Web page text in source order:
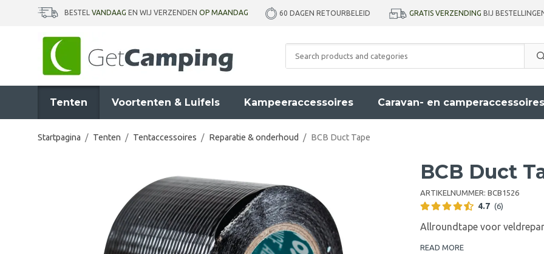
BESTEL VANDAAG EN WIJ VERZENDEN OP MAANDAG 60 DAGEN RETOURBELEID GRATIS VERZENDING BIJ
Tenten Voortenten & Luifels Kampeeraccessoires Caravan- en camperaccessoires
Startpagina / Tenten / Tentaccessoires / Reparatie & onderhoud / BCB Duct Tape
BCB Duct
ARTIKELNUMMER: BCB1526
4.7 (6)
Allroundtape voor
READ MORE